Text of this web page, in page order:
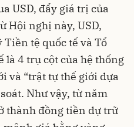
USD, đẩy giá trị của
Hội nghị này, USD,
tệ quốc tế và Tổ
là 4 trụ cột của hệ thống
và “trật tự thế giới dựa
Như vậy, từ năm
thành đồng tiền dự trữ